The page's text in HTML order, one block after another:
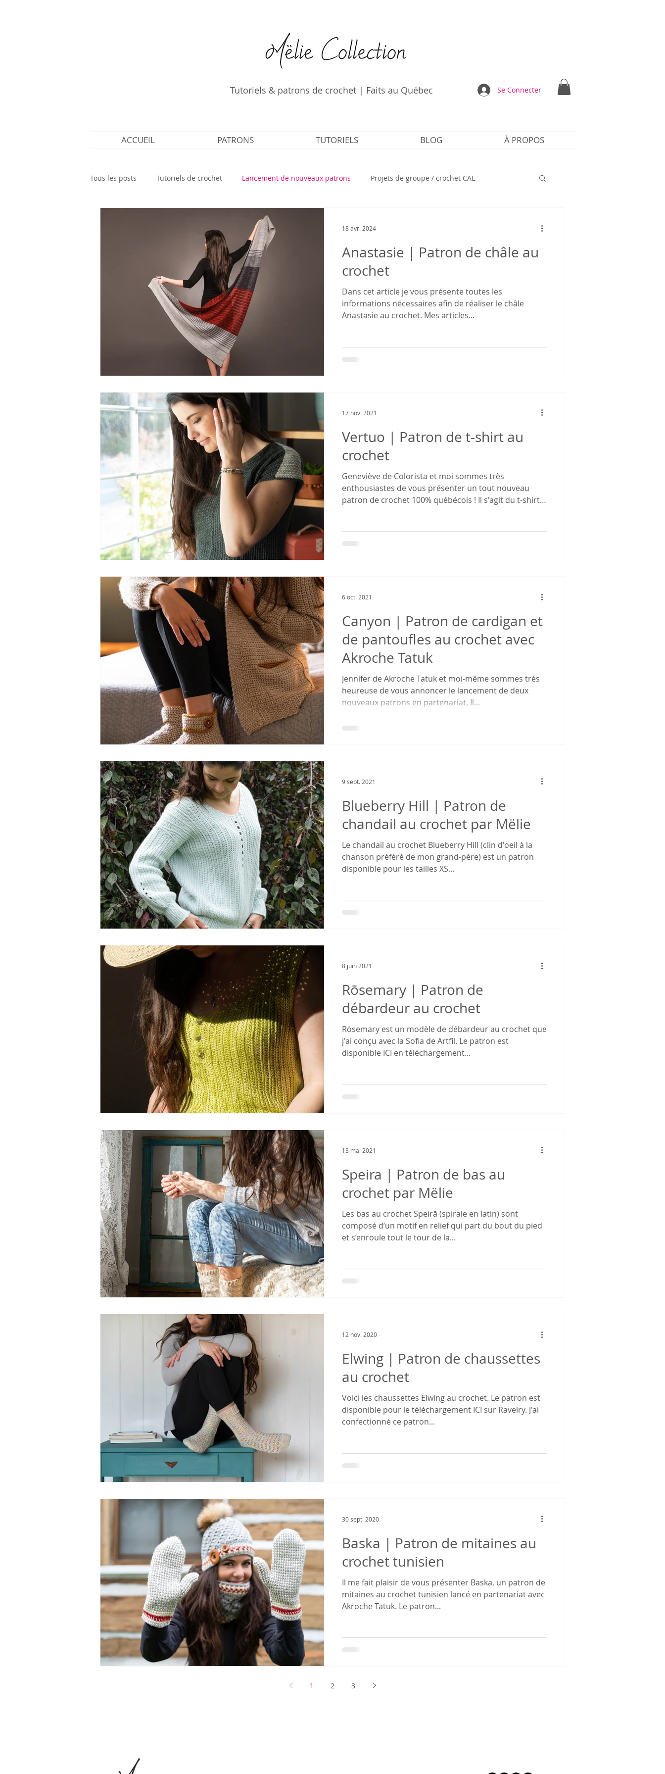
Tutoriels & patrons de crochet | Faits au Québec Se Connecter
ACCUEIL PATRONS TUTORIELS BLOG À PROPOS
Tous les posts Tutoriels de crochet Lancement de nouveaux patrons Projets de groupe / crochet CAL
Tutoriels de crochet tunisien
Anastasie | Patron de châle au
crochet
Dans cet article je vous présente toutes les
informations nécessaires afin de réaliser le châle
Anastasie au crochet. Mes articles...
18 avr. 2024
Vertuo | Patron de t-shirt au
crochet
Geneviève de Colorista et moi sommes très
enthousiastes de vous présenter un tout nouveau
patron de crochet 100% québécois ! Il s'agit du t-shirt
jusqu'à 5X. La taille est basée sur votre taille de buste
17 nov. 2021
Canyon | Patron de cardigan et
de pantoufles au crochet avec
Akroche Tatuk
Jennifer de Akroche Tatuk et moi-même sommes très
heureuse de vous annoncer le lancement de deux
nouveaux patrons en partenariat. Il...
6 oct. 2021
Blueberry Hill | Patron de
chandail au crochet par Mëlie
Le chandail au crochet Blueberry Hill (clin d'oeil à la
chanson préféré de mon grand-père) est un patron
disponible pour les tailles XS...
9 sept. 2021
Rōsemary | Patron de
débardeur au crochet
Rōsemary est un modèle de débardeur au crochet que
j'ai conçu avec la Sofia de Artfil. Le patron est
disponible ICI en téléchargement...
8 juin 2021
Speira | Patron de bas au
crochet par Mëlie
Les bas au crochet Speirā (spirale en latin) sont
composé d’un motif en relief qui part du bout du pied
et s’enroule tout le tour de la...
13 mai 2021
Elwing | Patron de chaussettes
au crochet
Voici les chaussettes Elwing au crochet. Le patron est
disponible pour le téléchargement ICI sur Ravelry. J'ai
confectionné ce patron...
12 nov. 2020
Baska | Patron de mitaines au
crochet tunisien
Il me fait plaisir de vous présenter Baska, un patron de
mitaines au crochet tunisien lancé en partenariat avec
Akroche Tatuk. Le patron...
30 sept. 2020
1 2 3